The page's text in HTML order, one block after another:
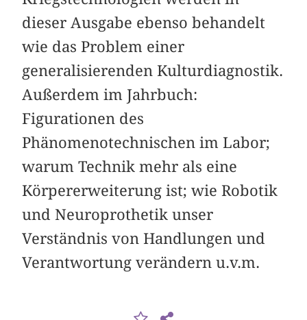
dieser Ausgabe ebenso behandelt
wie das Problem einer
generalisierenden Kulturdiagnostik.
Außerdem im Jahrbuch:
Figurationen des
Phänomenotechnischen im Labor;
warum Technik mehr als eine
Körpererweiterung ist; wie Robotik
und Neuroprothetik unser
Verständnis von Handlungen und
Verantwortung verändern u.v.m.